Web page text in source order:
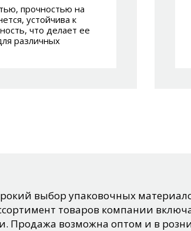
прочностью на
устойчива к
что делает ее
различных
выбор упаковочных
товаров компании
Продажа возможна оптом и в